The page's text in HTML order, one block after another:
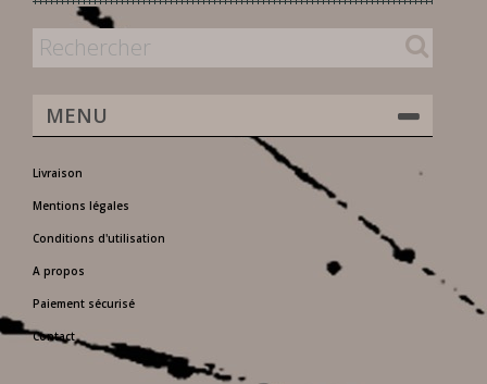
MENU
Livraison
Mentions légales
Conditions d'utilisation
A propos
Paiement sécurisé
Contact